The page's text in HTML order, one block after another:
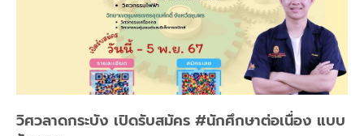
วิศวลาดกระบัง เปิดรับสมัคร #นักศึกษาต่อเนื่อง แบบ